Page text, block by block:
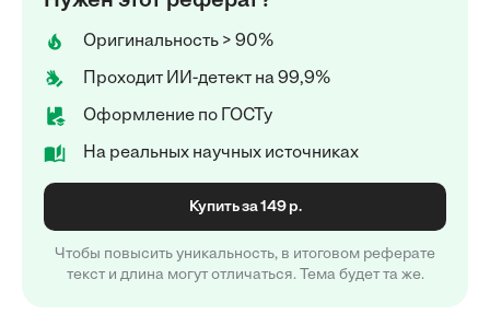
Оригинальность > 90%
Проходит ИИ-детект на 99,9%
Оформление по ГОСТу
На реальных научных источниках
Купить за 149 р.
Чтобы повысить уникальность, в итоговом реферате
текст и длина могут отличаться. Тема будет та же.